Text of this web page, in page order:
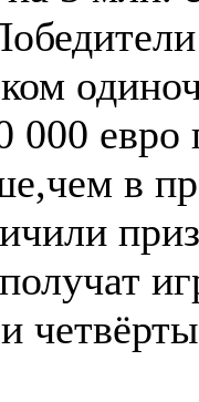
000 евро
в